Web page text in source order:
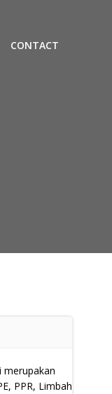
CONTACT
merupakan
PPR, Limbah